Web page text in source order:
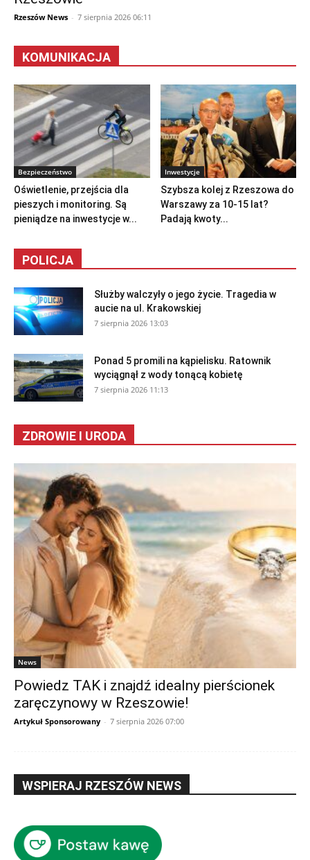
Rzeszów News - 7 sierpnia 2026 06:11
KOMUNIKACJA
Bezpieczeństwo
Oświetlenie, przejścia dla
pieszych i monitoring. Są
pieniądze na inwestycje w...
Inwestycje
Szybsza kolej z Rzeszowa do
Warszawy za 10-15 lat?
Padają kwoty...
POLICJA
Służby walczyły o jego życie. Tragedia w
aucie na ul. Krakowskiej
7 sierpnia 2026 13:03
Ponad 5 promili na kąpielisku. Ratownik
wyciągnął z wody tonącą kobietę
7 sierpnia 2026 11:13
ZDROWIE I URODA
News
Powiedz TAK i znajdź idealny pierścionek
zaręczynowy w Rzeszowie!
Artykuł Sponsorowany - 7 sierpnia 2026 07:00
WSPIERAJ RZESZÓW NEWS